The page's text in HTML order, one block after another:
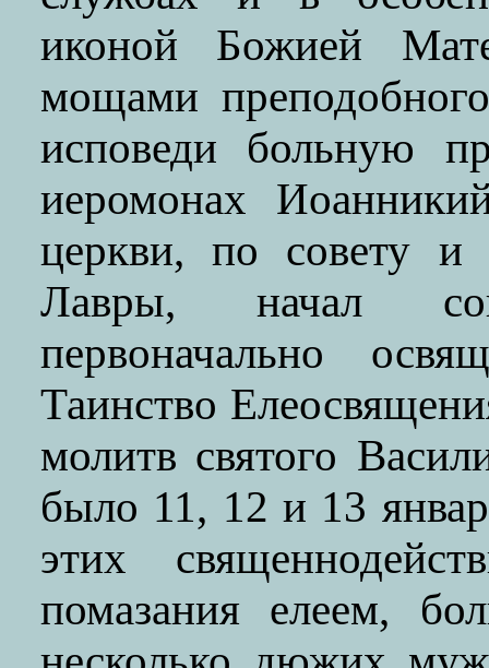
иконой Божией
мощами
исповеди больную
иеромонах
церкви, по совету и
Лавры, начал
первоначально
Таинство
молитв святого
было 11, 12 и 13
этих
помазания елеем,